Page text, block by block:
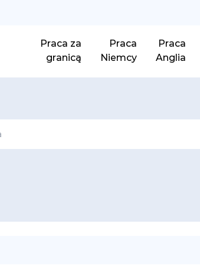
Praca za
granicą
Praca
Niemcy
Praca
Anglia